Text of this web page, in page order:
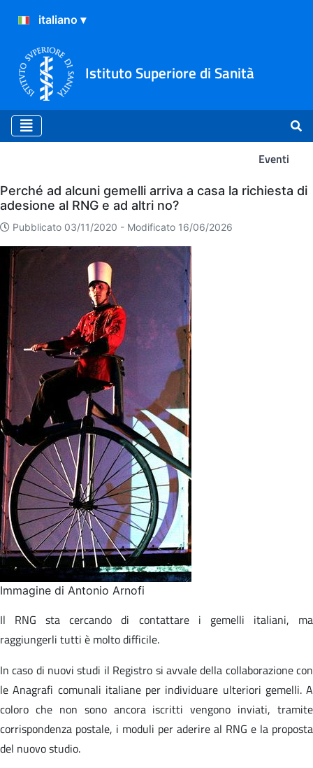
Istituto Superiore di Sanità
Eventi
Eventi
Perché ad alcuni gemelli arriva a casa la richiesta di
adesione al RNG e ad altri no?
Pubblicato 03/11/2020 - Modificato 16/06/2026
Immagine di Antonio Arnofi
Il RNG sta cercando di contattare i gemelli italiani, ma
raggiungerli tutti è molto difficile.
In caso di nuovi studi il Registro si avvale della collaborazione con
le Anagrafi comunali italiane per individuare ulteriori gemelli. A
coloro che non sono ancora iscritti vengono inviati, tramite
corrispondenza postale, i moduli per aderire al RNG e la proposta
del nuovo studio.